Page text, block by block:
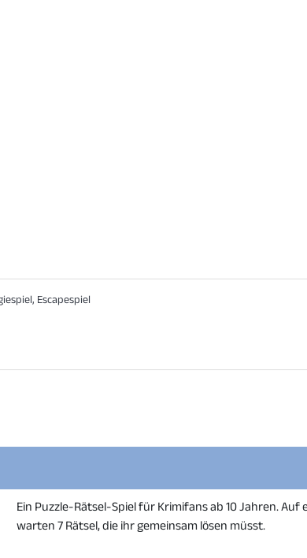
Escapespiel
Ein Puzzle-Rätsel-Spiel für Krimifans ab 10 Jahren. Auf
warten 7 Rätsel, die ihr gemeinsam lösen müsst.